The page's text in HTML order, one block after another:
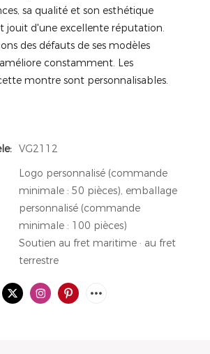
sa qualité et son esthétique
jouit d'une excellente réputation.
des défauts de ses modèles
constamment. Les
montre sont personnalisables.
VG2112
Logo personnalisé (commande
minimale : 50 pièces), emballage
personnalisé (commande
minimale : 100 pièces)
Soutien au fret maritime · au fret
terrestre